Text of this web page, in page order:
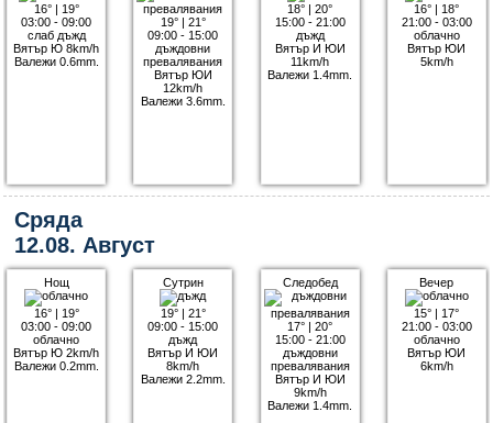
16°| 19°
03:00 - 09:00
слаб дъжд
Вятър Ю 8km/h
Валежи 0.6mm.
19°| 21°
09:00 - 15:00
дъждовни
превалявания
Вятър ЮИ
12km/h
Валежи 3.6mm.
18° |20°
15:00 - 21:00
дъжд
Вятър И ЮИ
11km/h
Валежи 1.4mm.
16° | 18°
21:00 - 03:00
облачно
Вятър ЮИ
5km/h
Сряда
12.08. Август
Нощ
16°| 19°
03:00 - 09:00
облачно
Вятър Ю 2km/h
Валежи 0.2mm.
Сутрин
19°| 21°
09:00 - 15:00
дъжд
Вятър И ЮИ
8km/h
Валежи 2.2mm.
Следобед
17° |20°
15:00 - 21:00
дъждовни
превалявания
Вятър И ЮИ
9km/h
Валежи 1.4mm.
Вечер
15° | 17°
21:00 - 03:00
облачно
Вятър ЮИ
6km/h